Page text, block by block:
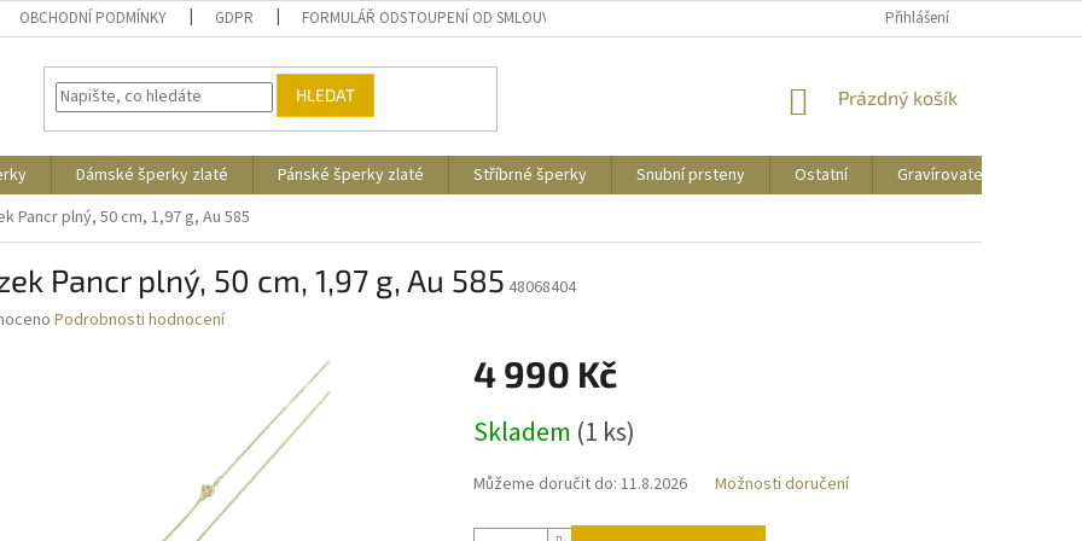
OBCHODNÍ PODMÍNKY GDPR FORMULÁŘ ODSTOUPENÍ OD SMLOUVY CENY DOPRAVYPřihlášení
HLEDAT
NÁKUPNÍ
Prázdný košík
Dámské šperky zlaté Pánské šperky zlaté Stříbrné šperky Snubní prsteny Ostatní Gravírovatelné
Pancr plný, 50 cm, 1,97 g, Au 585
Pancr plný, 50 cm, 1,97 g, Au 585 48068404
Podrobnosti hodnocení
4 990 Kč
cena:
Skladem (1 ks)
Můžeme doručit do: 11.8.2026 Možnosti doručení